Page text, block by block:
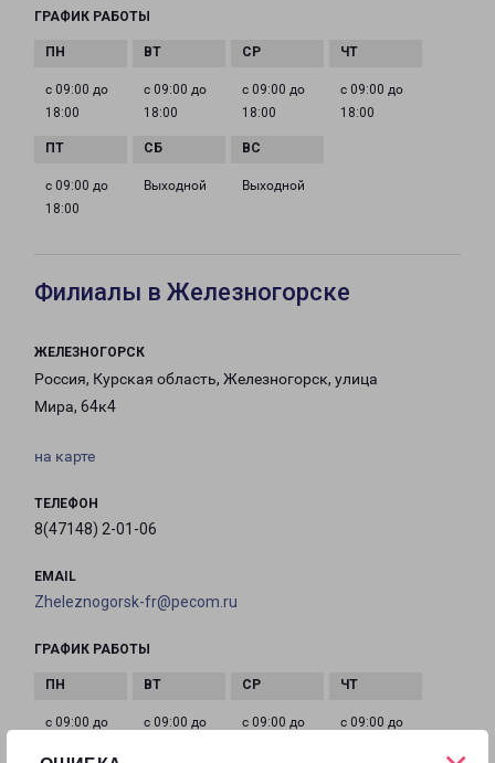
ГРАФИК РАБОТЫ
с 09:00 до
18:00
с 09:00 до
18:00
с 09:00 до
18:00
с 09:00 до
18:00
с 09:00 до
18:00
Выходной Выходной
Филиалы в Железногорске
ЖЕЛЕЗНОГОРСК
Россия, Курская область, Железногорск, улица
Мира, 64к4
на карте
ТЕЛЕФОН
8(47148) 2-01-06
EMAIL
Zheleznogorsk-fr@pecom.ru
ГРАФИК РАБОТЫ
с 09:00 до
с 09:00 до
с 09:00 до
с 09:00 до